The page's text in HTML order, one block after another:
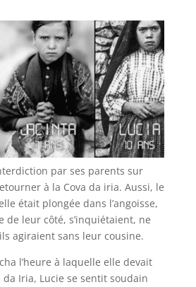
par ses parents sur
à la Cova da iria. Aussi, le
était plongée dans l’angoisse,
de leur côté, s’inquiétaient, ne
agiraient sans leur cousine.
l’heure à laquelle elle devait
Iria, Lucie se sentit soudain